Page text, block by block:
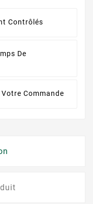
Contrôlés
De
Commande